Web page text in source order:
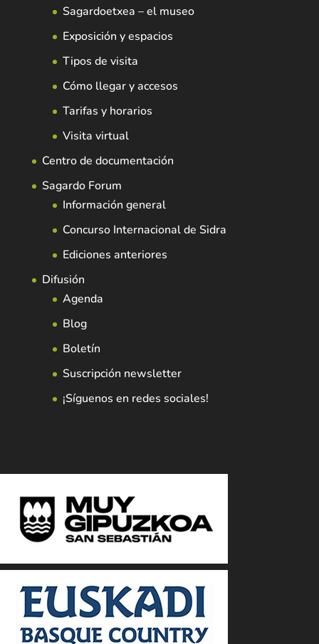
Sagardoetxea – el museo
Exposición y espacios
Tipos de visita
Cómo llegar y accesos
Tarifas y horarios
Visita virtual
Centro de documentación
Sagardo Forum
Información general
Concurso Internacional de Sidra
Ediciones anteriores
Difusión
Agenda
Blog
Boletín
Suscripción newsletter
¡Síguenos en redes sociales!